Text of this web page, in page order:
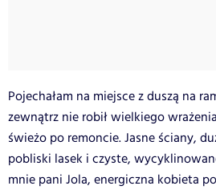
Pojechałam na miejsce z duszą na
zewnątrz nie robił wielkiego
świeżo po remoncie. Jasne ściany,
pobliski lasek i czyste,
mnie pani Jola, energiczna kobieta